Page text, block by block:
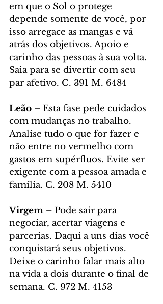
em que o Sol o protege
depende somente de você, por
isso arregace as mangas e vá
atrás dos objetivos. Apoio e
carinho das pessoas à sua volta.
Saia para se divertir com seu
par afetivo. C. 391 M. 6484
Leão – Esta fase pede cuidados
com mudanças no trabalho.
Analise tudo o que for fazer e
não entre no vermelho com
gastos em supérfluos. Evite ser
exigente com a pessoa amada e
família. C. 208 M. 5410
Virgem – Pode sair para
negociar, acertar viagens e
parcerias. Daqui a uns dias você
conquistará seus objetivos.
Deixe o carinho falar mais alto
na vida a dois durante o final de
semana. C. 972 M. 4153